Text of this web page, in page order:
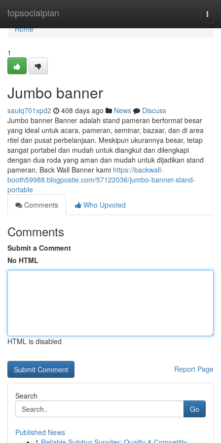
topsocialplan
Home
Home
1
Jumbo banner
saulq701xpd2 408 days ago News
Discuss
Jumbo banner Banner adalah stand pameran berformat besar
yang ideal untuk acara, pameran, seminar, bazaar, dan di area
ritel dan pusat perbelanjaan. Meskipun ukurannya besar, tetap
sangat portabel dan mudah untuk diangkut dan dilengkapi
dengan dua roda yang aman dan mudah untuk dijadikan stand
pameran. Back Wall Banner kami https://backwall-
booth59988.blogpostie.com/57122036/jumbo-banner-stand-
portable
Comments
Who Upvoted
Comments
Submit a Comment
No HTML
HTML is disabled
Report Page
Search
Go
Published News